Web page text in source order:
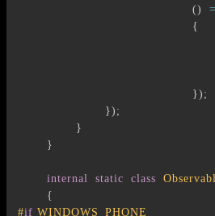
()
{
}) ;
}) ;
}
}
internal static class
{
#if WINDOWS_PHONE